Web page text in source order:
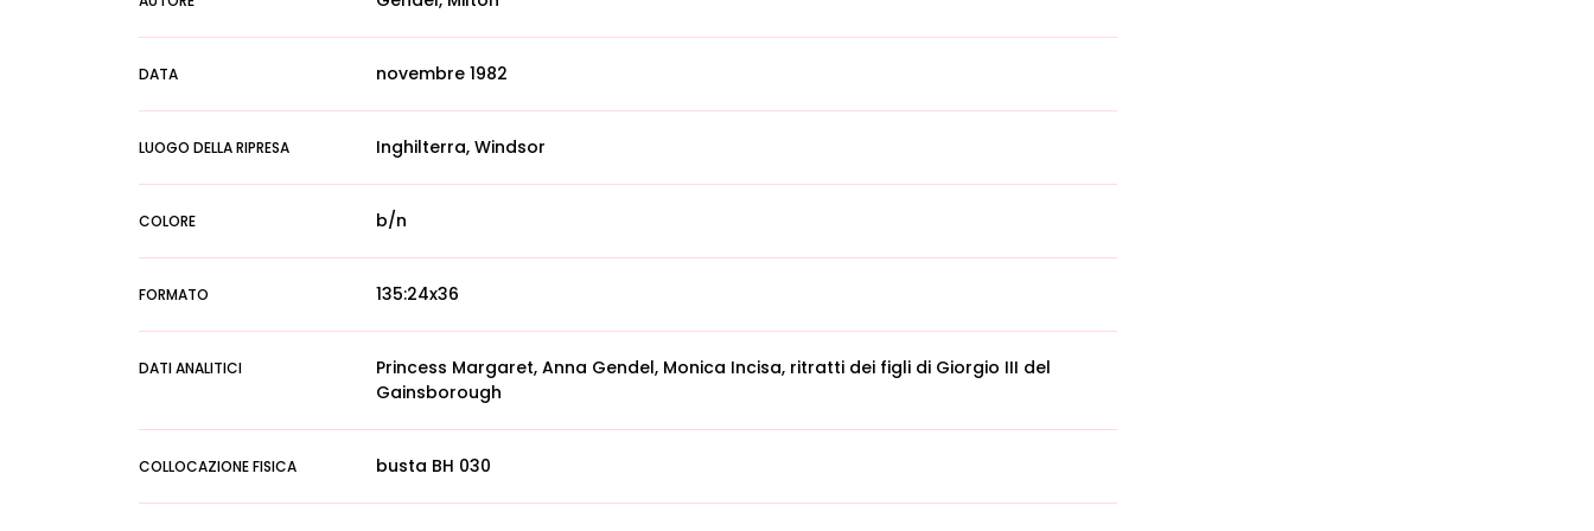
DATA novembre 1982
LUOGO DELLA RIPRESA Inghilterra, Windsor
COLORE b/n
FORMATO 135:24x36
DATI ANALITICI
Princess Margaret, Anna Gendel, Monica Incisa, ritratti dei figli di Giorgio III del
Gainsborough
COLLOCAZIONE FISICA busta BH 030